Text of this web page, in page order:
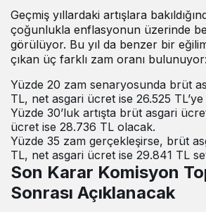
Geçmiş yıllardaki artışlara
çoğunlukla enflasyonun üzerinde
görülüyor. Bu yıl da benzer bir
çıkan üç farklı zam oranı bulunuyor:
Yüzde 20 zam senaryosunda brüt
TL, net asgari ücret ise 26.525
Yüzde 30’luk artışta brüt asgari
ücret ise 28.736 TL olacak.
Yüzde 35 zam gerçekleşirse, brüt
TL, net asgari ücret ise 29.841 TL
Son Karar Komisyon
Sonrası Açıklanacak